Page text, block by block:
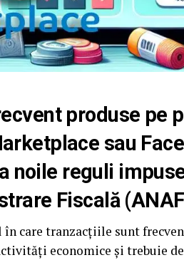
produse pe
sau
noile reguli
Fiscală
care tranzacțiile sunt
economice și trebuie